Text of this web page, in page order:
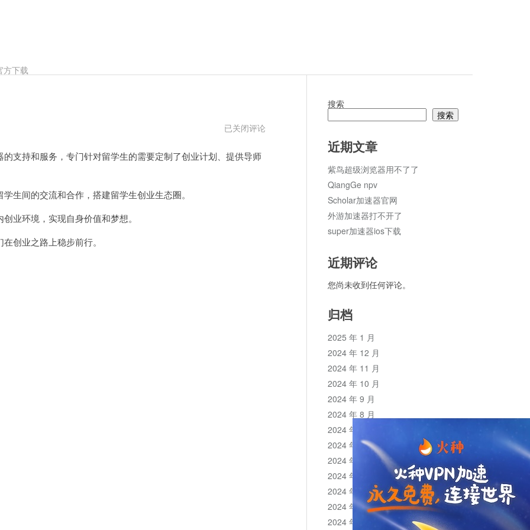
方下载
海
速
已关闭评论
持和服务，专门针对留学生的需要定制了创业计划、提供导师
间的交流和合作，搭建留学生创业生态圈。
环境，实现自身价值和梦想。
业之路上稳步前行。
搜索
搜索
近期文章
紫鸟超级浏览器用不了了
QiangGe npv
Scholar加速器官网
外游加速器打不开了
super加速器ios下载
近期评论
您尚未收到任何评论。
归档
2025 年 1 月
2024 年 12 月
2024 年 11 月
2024 年 10 月
2024 年 9 月
2024 年 8 月
2024 年 7 月
2024 年 6 月
2024 年 5 月
2024 年 4 月
2024 年 3 月
2024 年 2 月
2024 年 1 月